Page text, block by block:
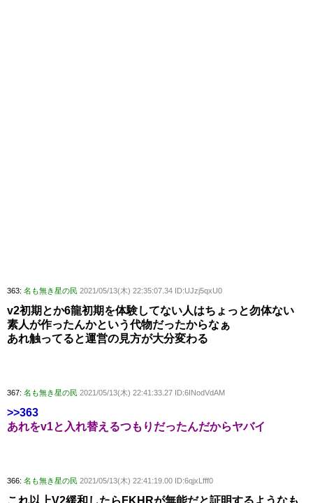
363: 名も無き星の民 2021/05/13(木) 22:35:07.34 ID:UJzj5qxU0
v2初期とか6龍初期を体験してない人はちょっと勿体ない
素人が作ったんかという代物だったからなぁ
あれ触ってると運営の見方が大分変わる
367: 名も無き星の民 2021/05/13(木) 22:41:33.27 ID:6INodVdAM
>>363
あれをv1と入れ替えるつもりだったんだからヤバイ
366: 名も無き星の民 2021/05/13(木) 22:41:19.00 ID:6qjxLfff0